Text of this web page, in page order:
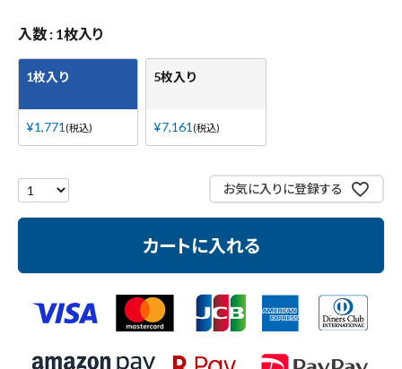
測定工具・筆記具
収納・腰袋・ワーク用品
現場安全・運搬
金物・現場資材
コンテンツ
ガイドライン
入数 1枚入り
1枚入り
¥1,771 税込
5枚入り
¥7,161 税込
お気に入りに登録する
カートに入れる